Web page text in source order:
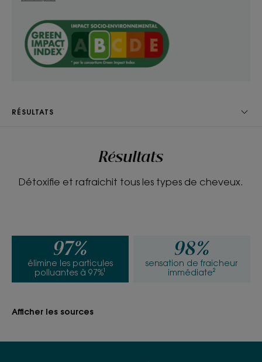
chevelu.
- Rafraîchissant : il procure une véritable sensation
de fraîcheur** qui revigore intensément et libère le
cuir chevelu.
Texture
Texture transparente, légère et fraiche.
Senteur du contenu
Menthe froissée
l’effet nettoyant du shampoing vis-à-vis de particules modélisant la
RÉSULTATS
Résultats
Détoxifie et rafraichit tous les types de cheveux.
97%
élimine les particules
polluantes à 97%¹
98%
sensation de fraicheur
immédiate²
Afficher les sources